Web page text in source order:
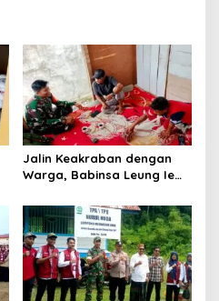
Jalin Keakraban dengan
Warga, Babinsa Leung Ie
Wilayah Binaan